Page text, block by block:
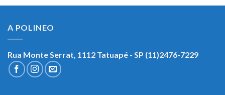
A POLINEO
Rua Monte Serrat, 1112 Tatuapé - SP (11)2476-7229